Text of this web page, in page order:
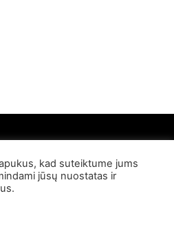
Visos teisės saugomos
kad suteiktume jums
jūsų nuostatas ir